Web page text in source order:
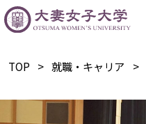
TOP 就職・キャリア